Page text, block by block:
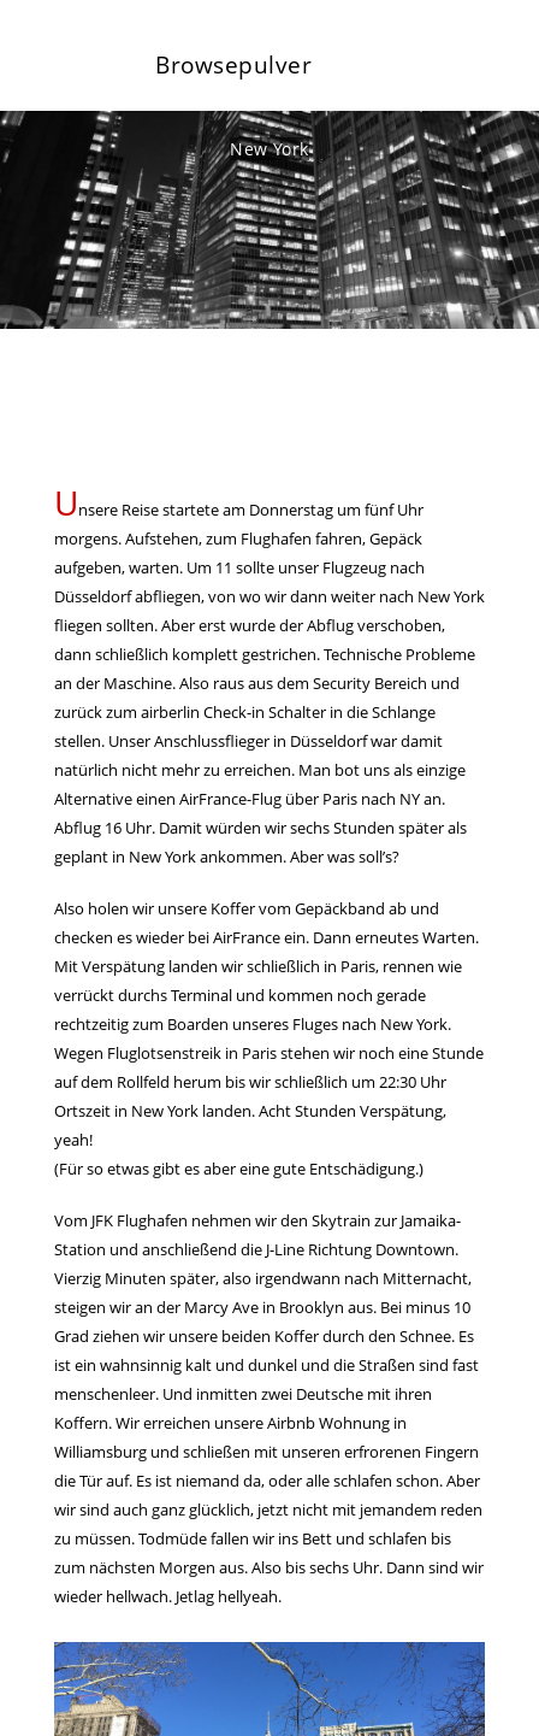
Browsepulver
New York
Unsere Reise startete am Donnerstag um fünf Uhr
morgens. Aufstehen, zum Flughafen fahren, Gepäck
aufgeben, warten. Um 11 sollte unser Flugzeug nach
Düsseldorf abfliegen, von wo wir dann weiter nach New York
fliegen sollten. Aber erst wurde der Abflug verschoben,
dann schließlich komplett gestrichen. Technische Probleme
an der Maschine. Also raus aus dem Security Bereich und
zurück zum airberlin Check-in Schalter in die Schlange
stellen. Unser Anschlussflieger in Düsseldorf war damit
natürlich nicht mehr zu erreichen. Man bot uns als einzige
Alternative einen AirFrance-Flug über Paris nach NY an.
Abflug 16 Uhr. Damit würden wir sechs Stunden später als
geplant in New York ankommen. Aber was soll’s?
Also holen wir unsere Koffer vom Gepäckband ab und
checken es wieder bei AirFrance ein. Dann erneutes Warten.
Mit Verspätung landen wir schließlich in Paris, rennen wie
verrückt durchs Terminal und kommen noch gerade
rechtzeitig zum Boarden unseres Fluges nach New York.
Wegen Fluglotsenstreik in Paris stehen wir noch eine Stunde
auf dem Rollfeld herum bis wir schließlich um 22:30 Uhr
Ortszeit in New York landen. Acht Stunden Verspätung,
yeah!
(Für so etwas gibt es aber eine gute Entschädigung.)
Vom JFK Flughafen nehmen wir den Skytrain zur Jamaika-
Station und anschließend die J-Line Richtung Downtown.
Vierzig Minuten später, also irgendwann nach Mitternacht,
steigen wir an der Marcy Ave in Brooklyn aus. Bei minus 10
Grad ziehen wir unsere beiden Koffer durch den Schnee. Es
ist ein wahnsinnig kalt und dunkel und die Straßen sind fast
menschenleer. Und inmitten zwei Deutsche mit ihren
Koffern. Wir erreichen unsere Airbnb Wohnung in
Williamsburg und schließen mit unseren erfrorenen Fingern
die Tür auf. Es ist niemand da, oder alle schlafen schon. Aber
wir sind auch ganz glücklich, jetzt nicht mit jemandem reden
zu müssen. Todmüde fallen wir ins Bett und schlafen bis
zum nächsten Morgen aus. Also bis sechs Uhr. Dann sind wir
wieder hellwach. Jetlag hellyeah.